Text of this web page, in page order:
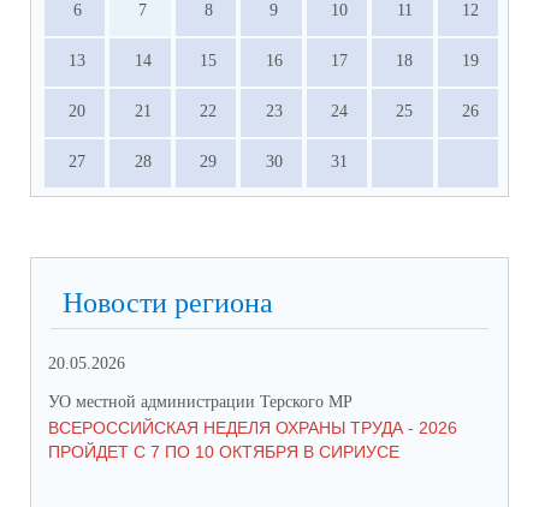
6 7 8 9 10 11 12
13 14 15 16 17 18 19
20 21 22 23 24 25 26
27 28 29 30 31
Новости региона
20.05.2026
УО местной администрации Терского МР
ВСЕРОССИЙСКАЯ НЕДЕЛЯ ОХРАНЫ ТРУДА - 2026
ПРОЙДЕТ С 7 ПО 10 ОКТЯБРЯ В СИРИУСЕ